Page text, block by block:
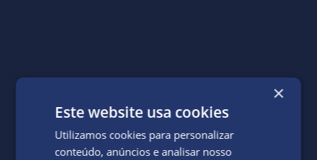
×
Este website usa cookies
Utilizamos cookies para personalizar
conteúdo, anúncios e analisar nosso